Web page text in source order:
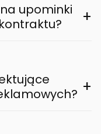
upominki
+
+